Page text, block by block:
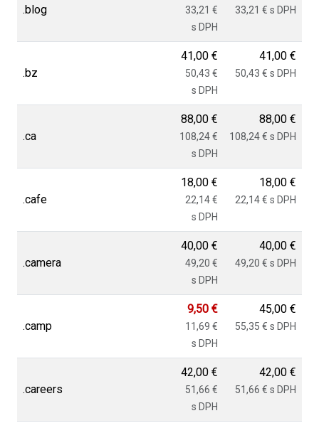
.blog
33,21 €
s DPH
33,21 € s DPH
.bz
41,00 €
50,43 €
s DPH
41,00 €
50,43 € s DPH
.ca
88,00 €
108,24 €
s DPH
88,00 €
108,24 € s DPH
.cafe
18,00 €
22,14 €
s DPH
18,00 €
22,14 € s DPH
.camera
40,00 €
49,20 €
s DPH
40,00 €
49,20 € s DPH
.camp
9,50 €
11,69 €
s DPH
45,00 €
55,35 € s DPH
.careers
42,00 €
51,66 €
s DPH
42,00 €
51,66 € s DPH